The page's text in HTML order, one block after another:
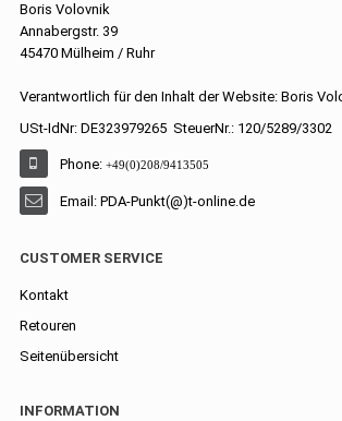
Boris Volovnik
Annabergstr. 39
45470 Mülheim / Ruhr
Verantwortlich für den Inhalt der Website: Boris
USt-IdNr: DE323979265 SteuerNr.: 120/5289/3302
Phone: +49(0)208/9413505
Email: PDA-Punkt(@)t-online.de
CUSTOMER SERVICE
Kontakt
Retouren
Seitenübersicht
INFORMATION